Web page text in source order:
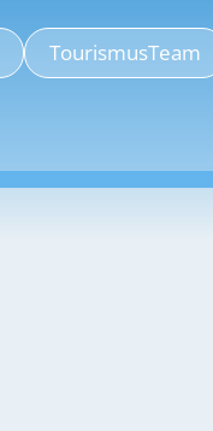
TourismusTeam